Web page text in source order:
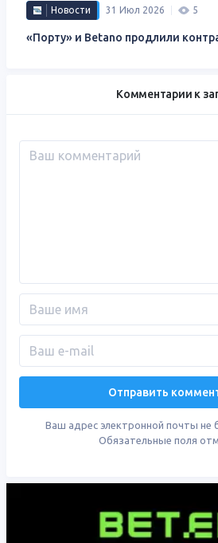
Новости 31 Июл 2026 5
«Порту» и Betano ​​продлили
Комментарии к
Ваш адрес электронной почты не
Обязательные поля